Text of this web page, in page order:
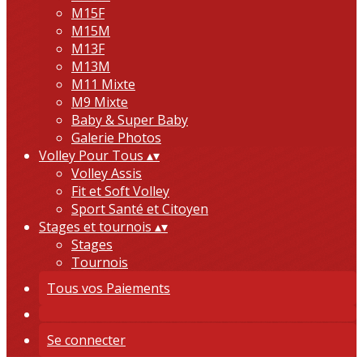
M15F
M15M
M13F
M13M
M11 Mixte
M9 Mixte
Baby & Super Baby
Galerie Photos
Volley Pour Tous ▴▾
Volley Assis
Fit et Soft Volley
Sport Santé et Citoyen
Stages et tournois ▴▾
Stages
Tournois
Tous vos Paiements
Se connecter